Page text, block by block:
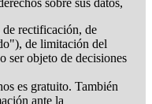
sobre sus datos,
rectificación, de
de limitación del
ser objeto de decisiones
es gratuito. También
ante la